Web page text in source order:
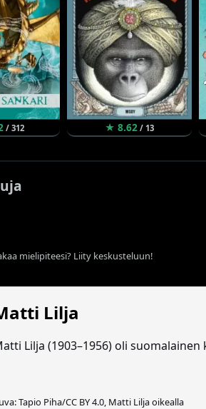
/ 312 ★ 8.62 / 13
mielipiteesi? Liity keskusteluun!
Lilja
Lilja (1903–1956) oli suomalainen
Tapio Piha/CC BY 4.0, Matti Lilja oikealla